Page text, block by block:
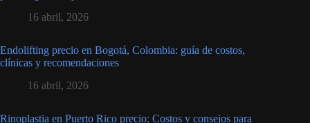
16 abril, 2026
Endolifting precio en Bogotá, Colombia: guía de costos,
clínicas y recomendaciones
16 abril, 2026
Rinoplastia en Puerto Rico precio: Costos y consejos para